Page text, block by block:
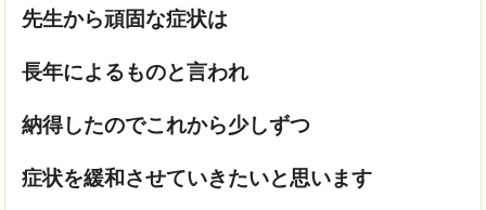
先生から頑固な症状は
長年によるものと言われ
納得したのでこれから少しずつ
症状を緩和させていきたいと思います